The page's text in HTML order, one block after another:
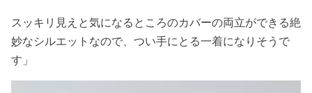
スッキリ見えと気になるところのカバーの両立ができる絶
妙なシルエットなので、つい手にとる一着になりそうで
す」